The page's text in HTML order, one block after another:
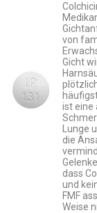
von
Gicht
ist eine
Lunge
die
dass
und
FMF
Weise